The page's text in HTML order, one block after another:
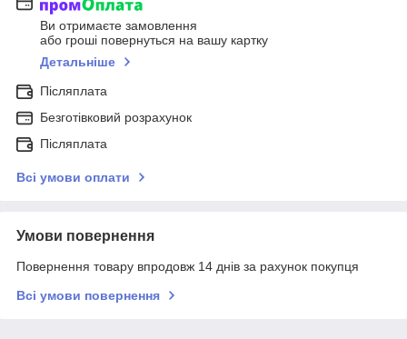
Ви отримаєте замовлення
або гроші повернуться на вашу картку
Детальніше
Післяплата
Безготівковий розрахунок
Післяплата
Всі умови оплати
Умови повернення
Повернення товару впродовж 14 днів за рахунок покупця
Всі умови повернення